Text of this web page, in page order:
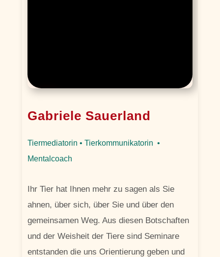
Gabriele Sauerland
Tiermediatorin • Tierkommunikatorin •
Mentalcoach
Ihr Tier hat Ihnen mehr zu sagen als Sie
ahnen, über sich, über Sie und über den
gemeinsamen Weg. Aus diesen Botschaften
und der Weisheit der Tiere sind Seminare
entstanden die uns Orientierung geben und